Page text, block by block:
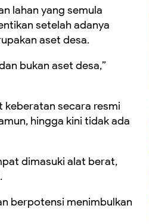
lahan yang semula
setelah adanya
aset desa.
bukan aset desa,”
keberatan secara resmi
hingga kini tidak ada
dimasuki alat berat,
berpotensi menimbulkan